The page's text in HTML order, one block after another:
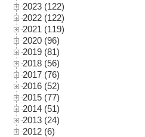
2023 (122)
2022 (122)
2021 (119)
2020 (96)
2019 (81)
2018 (56)
2017 (76)
2016 (52)
2015 (77)
2014 (51)
2013 (24)
2012 (6)